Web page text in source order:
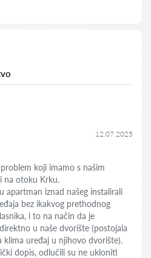
12.07.2025
koji imamo s našim
na otoku Krku.
apartman iznad našeg instalirali
bez ikakvog prethodnog
i to na način da je
u naše dvorište (postojala
uređaj u njihovo dvorište).
dopis, odlučili su ne ukloniti